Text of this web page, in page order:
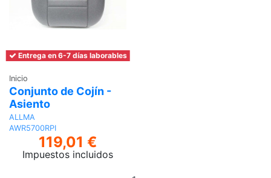
Entrega en 6-7 días laborables
Inicio
Conjunto de Cojín -
Asiento
ALLMA
AWR5700RPI
119,01 €
Impuestos incluidos